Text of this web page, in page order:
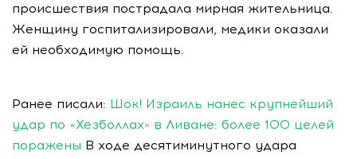
происшествия пострадала мирная жительница.
Женщину госпитализировали, медики оказали
ей необходимую помощь.
Ранее писали: Шок! Израиль нанес крупнейший
удар по «Хезболлах» в Ливане: более 100 целей
поражены В ходе десятиминутного удара